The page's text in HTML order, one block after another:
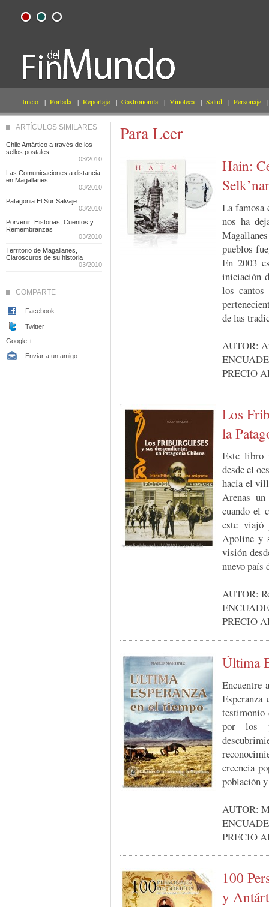
Inicio | Portada | Reportaje | Gastronomía | Vinoteca | Salud | Personaje |
Para Leer
Hain:
La famosa
nos ha
pueblos
En 2003
iniciación
los
de las
AUTOR:
PRECIO
Los
la
Este libro
desde el
hacia el
Arenas
cuando el
este viajó
Apoline y
visión
nuevo país
AUTOR:
PRECIO
Última
Encuentre
testimonio
por los
creencia
población
AUTOR:
PRECIO
100
y
ARTÍCULOS SIMILARES
Chile Antártico a través de los
sellos postales
03/2010
Las Comunicaciones a distancia
en Magallanes
03/2010
Patagonia El Sur Salvaje
03/2010
Porvenir: Historias, Cuentos y
Remembranzas
03/2010
Territorio de Magallanes,
Claroscuros de su historia
03/2010
COMPARTE
Facebook
Twitter
Google +
Enviar a un amigo